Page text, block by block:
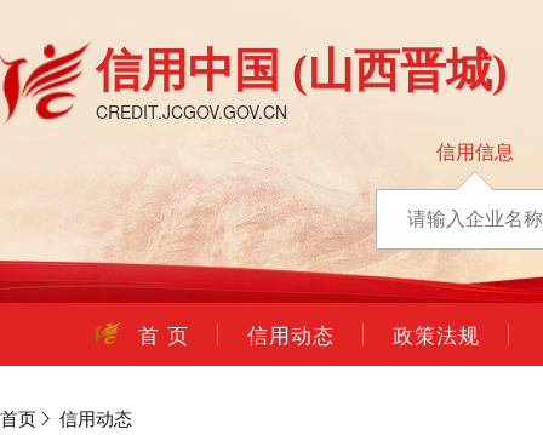
信用中国 (山西晋城)
CREDIT.JCGOV.GOV.CN
信用信息
首 页 信用动态 政策法规
首页 信用动态